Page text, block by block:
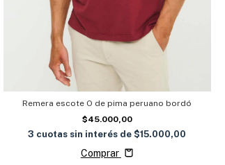
Remera escote O de pima peruano bordó
$45.000,00
3 cuotas sin interés de$15.000,00
Comprar